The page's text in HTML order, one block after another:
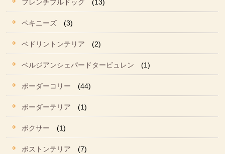
フレンチブルドッグ (13)
ペキニーズ (3)
ベドリントンテリア (2)
ベルジアンシェパードタービュレン (1)
ボーダーコリー (44)
ボーダーテリア (1)
ボクサー (1)
ボストンテリア (7)